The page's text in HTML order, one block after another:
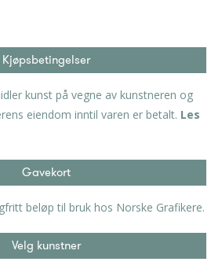
Kjøpsbetingelser
kunst på vegne av kunstneren og
eiendom inntil varen er betalt. Les
Gavekort
beløp til bruk hos Norske Grafikere.
Velg kunstner